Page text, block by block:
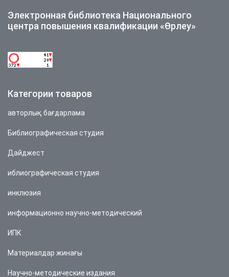
Электронная библиотека Национального
центра повышения квалификации «Өрлеу»
Категории товаров
авторлық бағдарлама
Библиографическая студия
Дайджест
иблиографическая студия
инклюзия
информационно научно-методический
ИПК
Материалдар жинағы
Научно-методические издания